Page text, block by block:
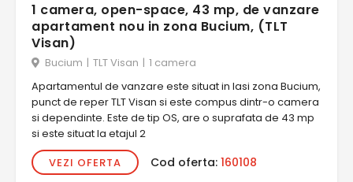
1 camera, open-space, 43 mp, de vanzare
apartament nou in zona Bucium, (TLT
Visan)
Bucium | TLT Visan | 1 camera
Apartamentul de vanzare este situat in Iasi zona Bucium,
punct de reper TLT Visan si este compus dintr-o camera
si dependinte. Este de tip OS, are o suprafata de 43 mp
si este situat la etajul 2
VEZI OFERTA
Cod oferta: 160108